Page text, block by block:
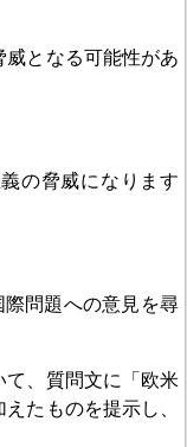
威となる可能性があ
の脅威になります
問題への意見を尋
て、質問文に「欧米
たものを提示し、